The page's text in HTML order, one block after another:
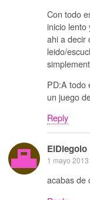
Con todo
inicio lento
ahi a decir
leido/
PD:A todo
un juego
Reply
ElDiegolo
1 mayo 2013
acabas de